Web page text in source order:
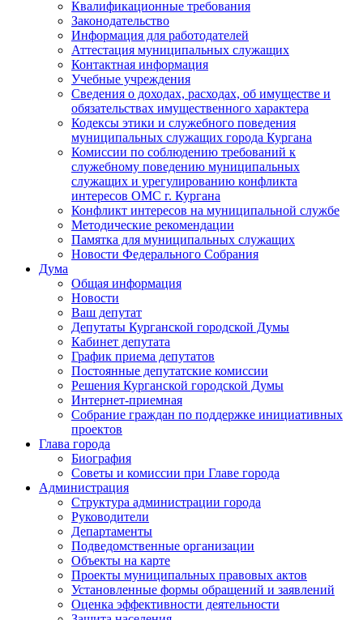
Квалификационные требования
Законодательство
Информация для работодателей
Аттестация муниципальных служащих
Контактная информация
Учебные учреждения
Сведения о доходах, расходах, об имуществе и
обязательствах имущественного характера
Кодексы этики и служебного поведения
муниципальных служащих города Кургана
Комиссии по соблюдению требований к
служебному поведению муниципальных
служащих и урегулированию конфликта
интересов ОМС г. Кургана
Конфликт интересов на муниципальной службе
Методические рекомендации
Памятка для муниципальных служащих
Новости Федерального Cобрания
Дума
Общая информация
Новости
Ваш депутат
Депутаты Курганской городской Думы
Кабинет депутата
График приема депутатов
Постоянные депутатские комиссии
Решения Курганской городской Думы
Интернет-приемная
Собрание граждан по поддержке инициативных
проектов
Глава города
Биография
Советы и комиссии при Главе города
Администрация
Структура администрации города
Руководители
Департаменты
Подведомственные организации
Объекты на карте
Проекты муниципальных правовых актов
Установленные формы обращений и заявлений
Оценка эффективности деятельности